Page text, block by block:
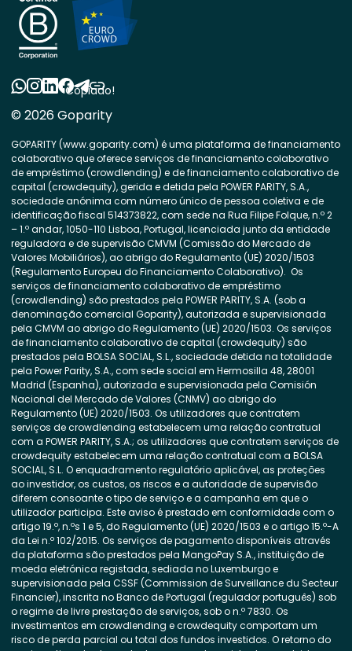
© 2026 Goparity
GOPARITY (www.goparity.com) é uma plataforma de financiamento
colaborativo que oferece serviços de financiamento colaborativo
de empréstimo (crowdlending) e de financiamento colaborativo de
capital (crowdequity), gerida e detida pela POWER PARITY, S.A.,
sociedade anónima com número único de pessoa coletiva e de
identificação fiscal 514373822, com sede na Rua Filipe Folque, n.º 2
– 1.º andar, 1050-110 Lisboa, Portugal, licenciada junto da entidade
reguladora e de supervisão CMVM (Comissão do Mercado de
Valores Mobiliários), ao abrigo do Regulamento (UE) 2020/1503
(Regulamento Europeu do Financiamento Colaborativo). Os
serviços de financiamento colaborativo de empréstimo
(crowdlending) são prestados pela POWER PARITY, S.A. (sob a
denominação comercial Goparity), autorizada e supervisionada
pela CMVM ao abrigo do Regulamento (UE) 2020/1503. Os serviços
de financiamento colaborativo de capital (crowdequity) são
prestados pela BOLSA SOCIAL, S.L., sociedade detida na totalidade
pela Power Parity, S.A., com sede social em Hermosilla 48, 28001
Madrid (Espanha), autorizada e supervisionada pela Comisión
Nacional del Mercado de Valores (CNMV) ao abrigo do
Regulamento (UE) 2020/1503. Os utilizadores que contratem
serviços de crowdlending estabelecem uma relação contratual
com a POWER PARITY, S.A.; os utilizadores que contratem serviços de
crowdequity estabelecem uma relação contratual com a BOLSA
SOCIAL, S.L. O enquadramento regulatório aplicável, as proteções
ao investidor, os custos, os riscos e a autoridade de supervisão
diferem consoante o tipo de serviço e a campanha em que o
utilizador participa. Este aviso é prestado em conformidade com o
artigo 19.º, n.ºs 1 e 5, do Regulamento (UE) 2020/1503 e o artigo 15.º-A
da Lei n.º 102/2015. Os serviços de pagamento disponíveis através
da plataforma são prestados pela MangoPay S.A., instituição de
moeda eletrónica registada, sediada no Luxemburgo e
supervisionada pela CSSF (Commission de Surveillance du Secteur
Financier), inscrita no Banco de Portugal (regulador português) sob
o regime de livre prestação de serviços, sob o n.º 7830. Os
investimentos em crowdlending e crowdequity comportam um
risco de perda parcial ou total dos fundos investidos. O retorno do
Copiado!